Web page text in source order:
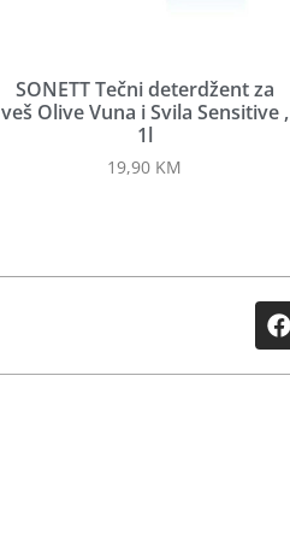
SONETT Tečni deterdžent za
veš Olive Vuna i Svila Sensitive ,
1l
19,90 KM